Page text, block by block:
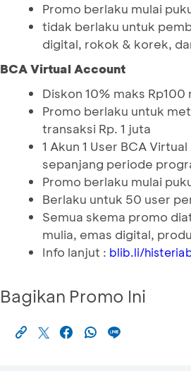
Promo berlaku mulai
tidak berlaku untuk
digital, rokok & korek,
BCA Virtual Account
Diskon 10% maks Rp100
Promo berlaku untuk
transaksi Rp. 1 juta
1 Akun 1 User BCA
sepanjang periode
Promo berlaku mulai
Berlaku untuk 50 user
Semua skema promo
mulia, emas digital,
Info lanjut : blib.li/
Bagikan Promo Ini